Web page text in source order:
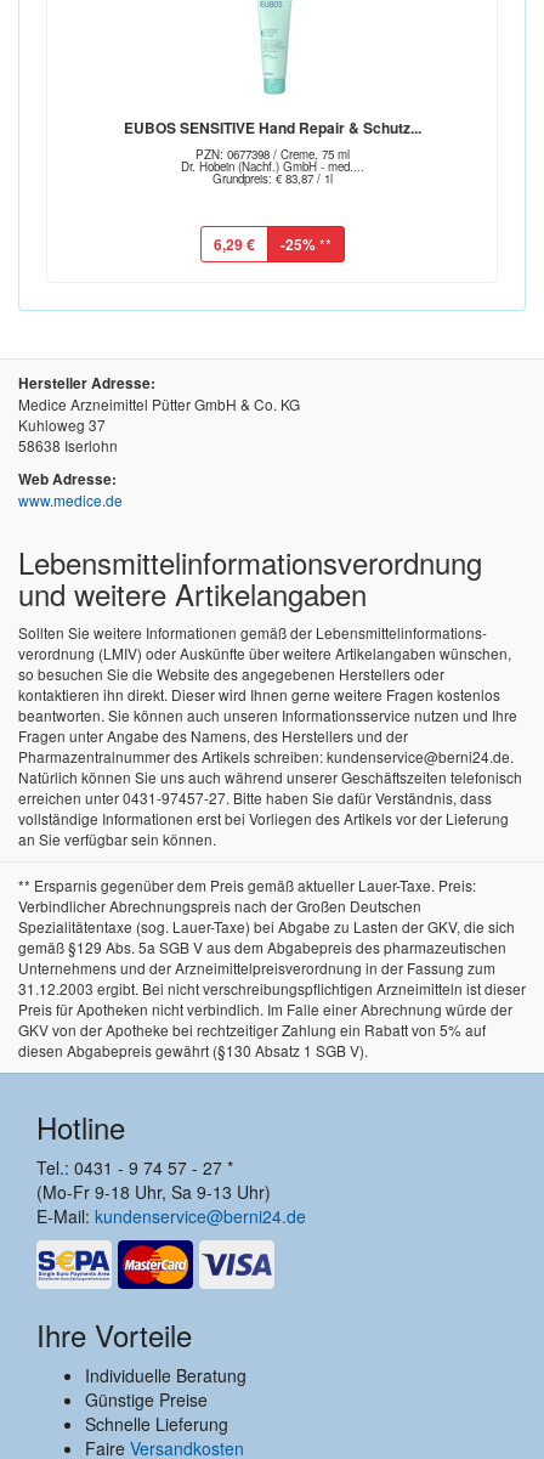
EUBOS SENSITIVE Hand Repair & Schutz...
PZN: 0677398 / Creme, 75 ml
Dr. Hobein (Nachf.) GmbH - med....
Grundpreis: € 83,87 / 1l
6,29 € -25%**
Hersteller Adresse:
Medice Arzneimittel Pütter GmbH & Co. KG
Kuhloweg 37
58638 Iserlohn
Web Adresse:
www.medice.de
Lebensmittel­informations­verordnung
und weitere Artikelangaben
Sollten Sie weitere Informationen gemäß der Lebensmittel­informations­
verordnung (LMIV) oder Auskünfte über weitere Artikelangaben wünschen,
so besuchen Sie die Website des angegebenen Herstellers oder
kontaktieren ihn direkt. Dieser wird Ihnen gerne weitere Fragen kostenlos
beantworten. Sie können auch unseren Informationsservice nutzen und Ihre
Fragen unter Angabe des Namens, des Herstellers und der
Pharmazentralnummer des Artikels schreiben: kundenservice@berni24.de.
Natürlich können Sie uns auch während unserer Geschäftszeiten telefonisch
erreichen unter 0431-97457-27. Bitte haben Sie dafür Verständnis, dass
vollständige Informationen erst bei Vorliegen des Artikels vor der Lieferung
an Sie verfügbar sein können.
** Ersparnis gegenüber dem Preis gemäß aktueller Lauer-Taxe. Preis:
Verbindlicher Abrechnungspreis nach der Großen Deutschen
Spezialitätentaxe (sog. Lauer-Taxe) bei Abgabe zu Lasten der GKV, die sich
gemäß §129 Abs. 5a SGB V aus dem Abgabepreis des pharmazeutischen
Unternehmens und der Arzneimittelpreisverordnung in der Fassung zum
31.12.2003 ergibt. Bei nicht verschreibungspflichtigen Arzneimitteln ist dieser
Preis für Apotheken nicht verbindlich. Im Falle einer Abrechnung würde der
GKV von der Apotheke bei rechtzeitiger Zahlung ein Rabatt von 5% auf
diesen Abgabepreis gewährt (§130 Absatz 1 SGB V).
Hotline
Tel.: 0431 - 9 74 57 - 27 *
(Mo-Fr 9-18 Uhr, Sa 9-13 Uhr)
E-Mail: kundenservice@berni24.de
Ihre Vorteile
Individuelle Beratung
Günstige Preise
Schnelle Lieferung
Faire Versandkosten